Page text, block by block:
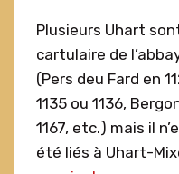
Plusieurs Uhart
cartulaire de
(Pers deu Fard en
1135 ou 1136,
1167, etc.) mais il
été liés à Uhart-